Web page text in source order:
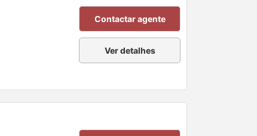
Contactar agente
Ver detalhes